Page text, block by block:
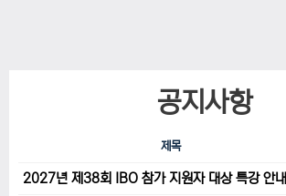
공지사항
제목
2027년 제38회 IBO 참가 지원자 대상 특강 안내